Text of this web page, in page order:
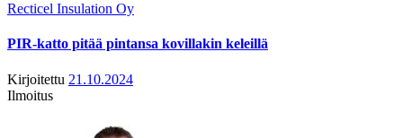
Recticel Insulation Oy
PIR-katto pitää pintansa kovillakin keleillä
Kirjoitettu 21.10.2024
Ilmoitus